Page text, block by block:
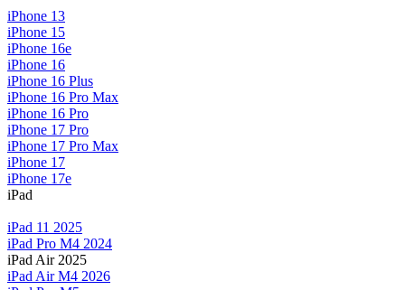
iPhone 13
iPhone 15
iPhone 16e
iPhone 16
iPhone 16 Plus
iPhone 16 Pro Max
iPhone 16 Pro
iPhone 17 Pro
iPhone 17 Pro Max
iPhone 17
iPhone 17e
iPad
iPad 11 2025
iPad Pro M4 2024
iPad Air 2025
iPad Air M4 2026